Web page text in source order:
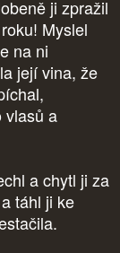
ji zpražil
Myslel
na ni
její vina, že
vlasů a
a chytl ji za
táhl ji ke